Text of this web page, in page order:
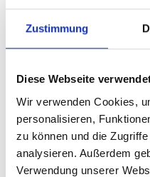
Zustimmung
Diese Webseite
Wir verwenden Cookies,
personalisieren,
zu können und die
analysieren. Außerdem
Verwendung unserer
Geschäftsführergehalts
angeblich nicht
bestätigte diese
Namen der GmbH